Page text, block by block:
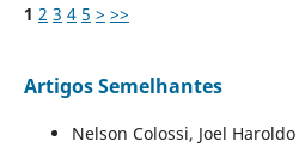
1 2 3 4 5 > >>
Artigos Semelhantes
Nelson Colossi, Joel